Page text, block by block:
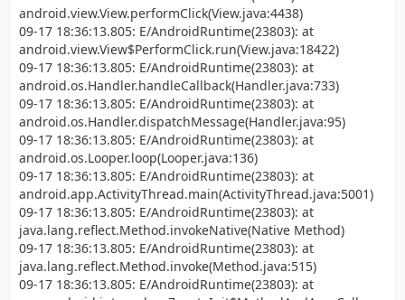
android.view.View.performClick(View.java:4438)
09-17 18:36:13.805: E/AndroidRuntime(23803): at
android.view.View$PerformClick.run(View.java:18422)
09-17 18:36:13.805: E/AndroidRuntime(23803): at
android.os.Handler.handleCallback(Handler.java:733)
09-17 18:36:13.805: E/AndroidRuntime(23803): at
android.os.Handler.dispatchMessage(Handler.java:95)
09-17 18:36:13.805: E/AndroidRuntime(23803): at
android.os.Looper.loop(Looper.java:136)
09-17 18:36:13.805: E/AndroidRuntime(23803): at
android.app.ActivityThread.main(ActivityThread.java:5001)
09-17 18:36:13.805: E/AndroidRuntime(23803): at
java.lang.reflect.Method.invokeNative(Native Method)
09-17 18:36:13.805: E/AndroidRuntime(23803): at
java.lang.reflect.Method.invoke(Method.java:515)
09-17 18:36:13.805: E/AndroidRuntime(23803): at